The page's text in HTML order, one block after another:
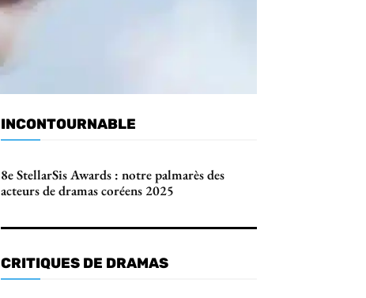
INCONTOURNABLE
8e StellarSis Awards : notre palmarès des
acteurs de dramas coréens 2025
CRITIQUES DE DRAMAS